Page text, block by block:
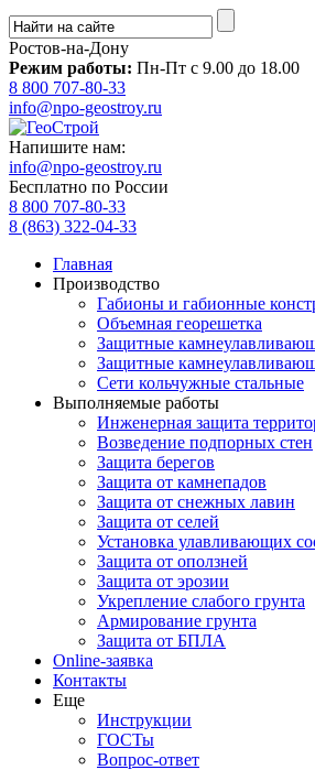
Ростов-на-Дону
Режим работы: Пн-Пт с 9.00 до 18.00
8 800 707-80-33
info@npo-geostroy.ru
Напишите нам:
info@npo-geostroy.ru
Бесплатно по России
8 800 707-80-33
8 (863) 322-04-33
Главная
Производство
Габионы и габионные
Объемная георешетка
Защитные
Защитные
Сети кольчужные стальные
Выполняемые работы
Инженерная защита
Возведение подпорных стен
Защита берегов
Защита от камнепадов
Защита от снежных лавин
Защита от селей
Установка улавливающих
Защита от оползней
Защита от эрозии
Укрепление слабого грунта
Армирование грунта
Защита от БПЛА
Online-заявка
Контакты
Еще
Инструкции
ГОСТы
Вопрос-ответ